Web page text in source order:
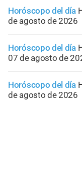
Horóscopo del día
de agosto de 2026
Horóscopo del día
07 de agosto de
Horóscopo del día
de agosto de 2026